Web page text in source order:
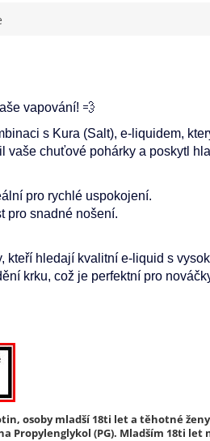
vapování! 💨
s Kura (Salt), e-liquidem,
vaše chuťové pohárky a poskytl
pro rychlé uspokojení.
pro snadné nošení.
kteří hledají kvalitní e-liquid s
krku, což je perfektní pro
osoby mladší 18ti let a těhotné
Propylenglykol (PG). Mladším 18ti let